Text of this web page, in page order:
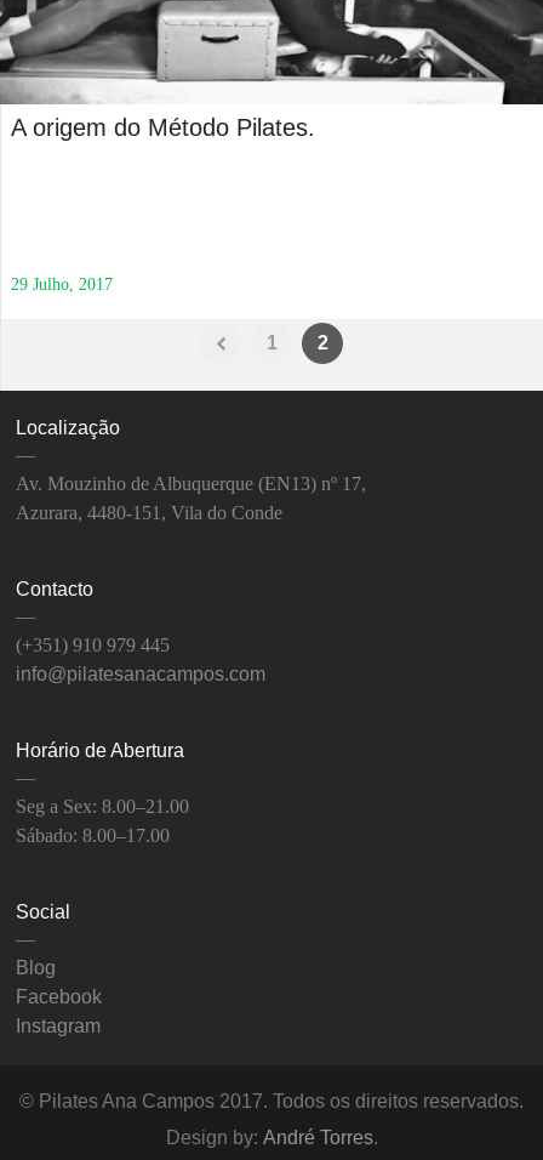
A origem do Método Pilates.
29 Julho, 2017
1 2
Localização
—
Av. Mouzinho de Albuquerque (EN13) nº 17,
Azurara, 4480-151, Vila do Conde
Contacto
—
(+351) 910 979 445
info@pilatesanacampos.com
Horário de Abertura
—
Seg a Sex: 8.00–21.00
Sábado: 8.00–17.00
Social
—
Blog
Facebook
Instagram
© Pilates Ana Campos 2017. Todos os direitos reservados.
Design by: André Torres.